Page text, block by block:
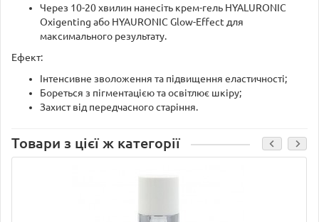
Через 10-20 хвилин нанесіть крем-гель HYALURONIC
Oxigenting або HYAURONIC Glow-Effect для
максимального результату.
Ефект:
Інтенсивне зволоження та підвищення еластичності;
Бореться з пігментацією та освітлює шкіру;
Захист від передчасного старіння.
Товари з цієї ж категорії